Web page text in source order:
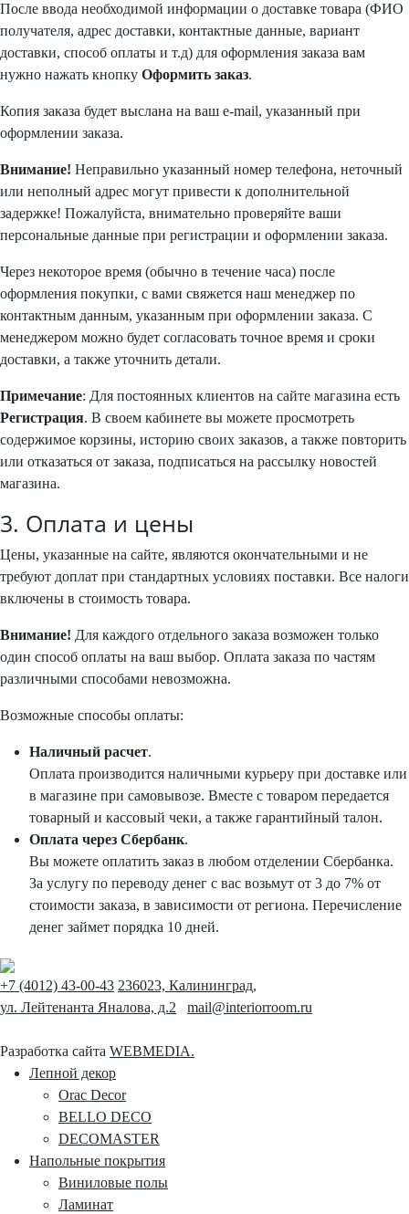
После ввода необходимой информации о доставке товара (ФИО
получателя, адрес доставки, контактные данные, вариант
доставки, способ оплаты и т.д) для оформления заказа вам
нужно нажать кнопку Оформить заказ.
Копия заказа будет выслана на ваш e-mail, указанный при
оформлении заказа.
Внимание! Неправильно указанный номер телефона, неточный
или неполный адрес могут привести к дополнительной
задержке! Пожалуйста, внимательно проверяйте ваши
персональные данные при регистрации и оформлении заказа.
Через некоторое время (обычно в течение часа) после
оформления покупки, с вами свяжется наш менеджер по
контактным данным, указанным при оформлении заказа. С
менеджером можно будет согласовать точное время и сроки
доставки, а также уточнить детали.
Примечание: Для постоянных клиентов на сайте магазина есть
Регистрация. В своем кабинете вы можете просмотреть
содержимое корзины, историю своих заказов, а также повторить
или отказаться от заказа, подписаться на рассылку новостей
магазина.
3. Оплата и цены
Цены, указанные на сайте, являются окончательными и не
требуют доплат при стандартных условиях поставки. Все налоги
включены в стоимость товара.
Внимание! Для каждого отдельного заказа возможен только
один способ оплаты на ваш выбор. Оплата заказа по частям
различными способами невозможна.
Возможные способы оплаты:
Наличный расчет.
Оплата производится наличными курьеру при доставке или
в магазине при самовывозе. Вместе с товаром передается
товарный и кассовый чеки, а также гарантийный талон.
Оплата через Сбербанк.
Вы можете оплатить заказ в любом отделении Сбербанка.
За услугу по переводу денег с вас возьмут от 3 до 7% от
стоимости заказа, в зависимости от региона. Перечисление
денег займет порядка 10 дней.
+7 (4012) 43-00-43 236023, Калининград,
ул. Лейтенанта Яналова, д.2
mail@interiorroom.ru
Разработка сайта WEBMEDIA.
Лепной декор
Orac Decor
BELLO DECO
DECOMASTER
Напольные покрытия
Виниловые полы
Ламинат